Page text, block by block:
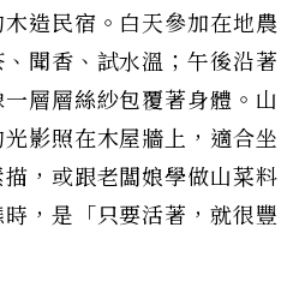
木造民宿。白天參加在地農
聞香、試水溫；午後沿著
層層絲紗包覆著身體。山
影照在木屋牆上，適合坐
，或跟老闆娘學做山菜料
，是「只要活著，就很豐